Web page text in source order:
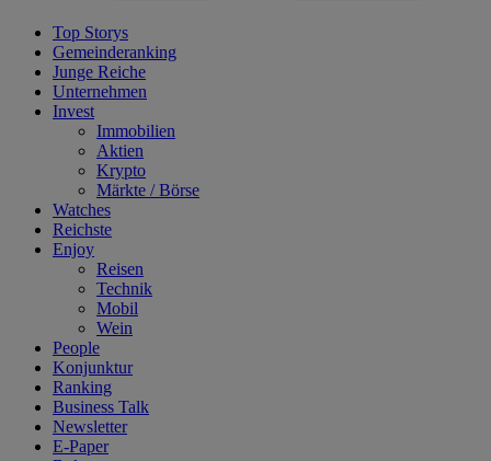
Top Storys
Gemeinderanking
Junge Reiche
Unternehmen
Invest
Immobilien
Aktien
Krypto
Märkte / Börse
Watches
Reichste
Enjoy
Reisen
Technik
Mobil
Wein
People
Konjunktur
Ranking
Business Talk
Newsletter
E-Paper